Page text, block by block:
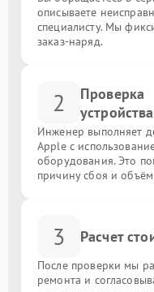
описываете
специалисту. Мы
заказ-наряд.
2
Проверка
устройства
Инженер выполняет
Apple с
оборудования. Это
причину сбоя и
3 Расчет
После проверки мы
ремонта и